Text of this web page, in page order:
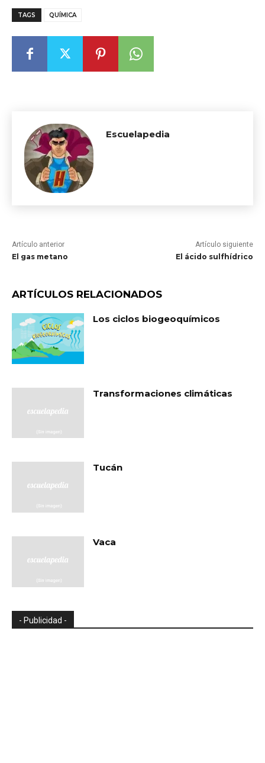
TAGS QUÍMICA
Escuelapedia
Artículo anterior
El gas metano
Artículo siguiente
El ácido sulfhídrico
ARTÍCULOS RELACIONADOS
Los ciclos biogeoquímicos
Transformaciones climáticas
Tucán
Vaca
- Publicidad -